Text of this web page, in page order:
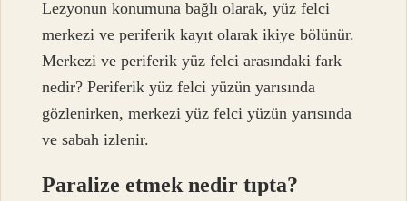
Lezyonun konumuna bağlı olarak, yüz felci
merkezi ve periferik kayıt olarak ikiye bölünür.
Merkezi ve periferik yüz felci arasındaki fark
nedir? Periferik yüz felci yüzün yarısında
gözlenirken, merkezi yüz felci yüzün yarısında
ve sabah izlenir.
Paralize etmek nedir tıpta?